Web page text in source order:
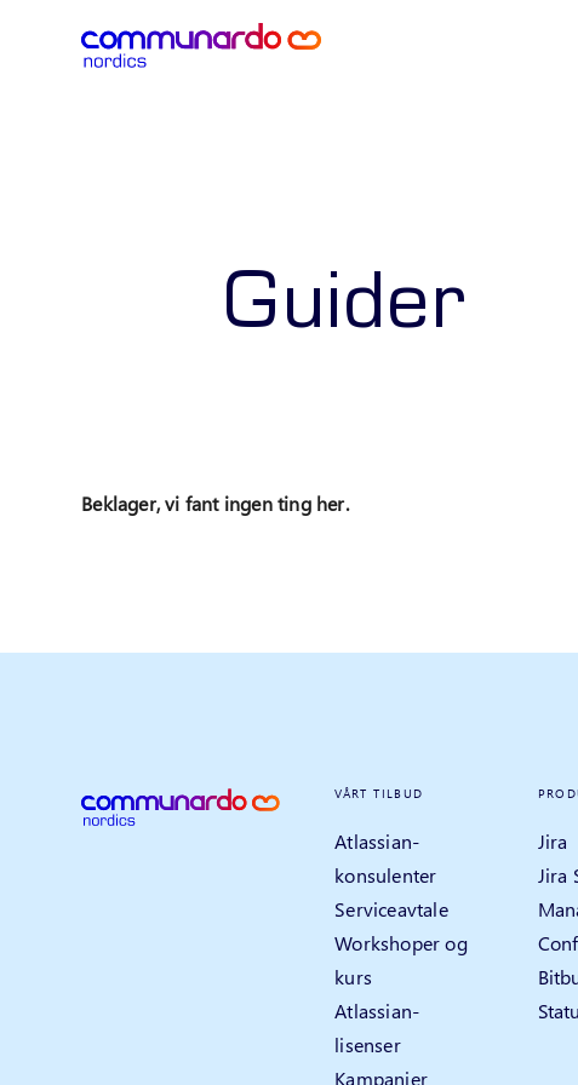
Guider
Beklager, vi fant ingen ting her.
VÅRT TILBUD
Atlassian-
konsulenter
Serviceavtale
Workshoper og
kurs
Atlassian-
lisenser
Kampanjer
Jira
Jira